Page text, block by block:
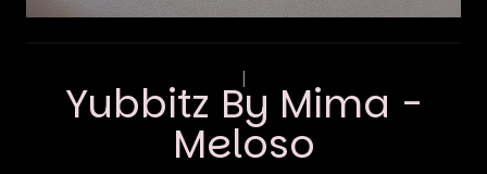
|
Yubbitz By Mima -
Meloso